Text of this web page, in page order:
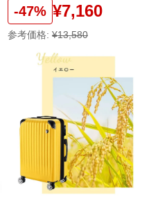
-47% ¥7,160
参考価格: ¥13,580